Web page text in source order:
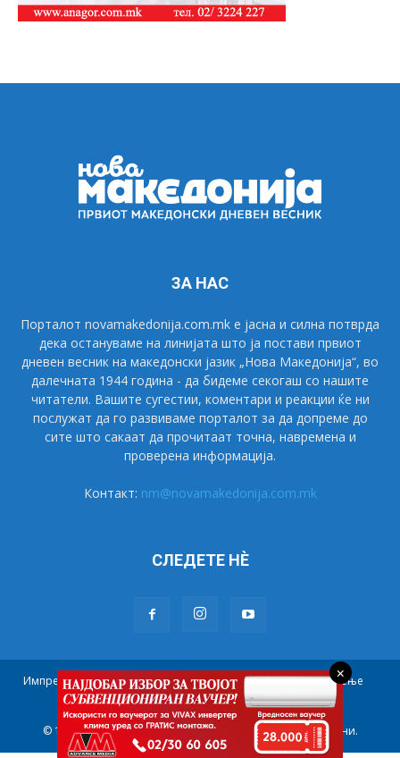
ЗА НАС
Порталот novamakedonija.com.mk е јасна и силна потврда
дека остануваме на линијата што ја постави првиот
дневен весник на македонски јазик „Нова Македонија“, во
далечната 1944 година - да бидеме секогаш со нашите
читатели. Вашите сугестии, коментари и реакции ќе ни
послужат да го развиваме порталот за да допреме до
сите што сакаат да прочитаат точна, навремена и
проверена информација.
Контакт: nm@novamakedonija.com.mk
СЛЕДЕТЕ НÈ
Импресум Маркетинг Претплата
Правила на користење
Контакт
© 1944 - 2021 НОВА МАКЕДОНИЈА. Сите права се задржани.
×